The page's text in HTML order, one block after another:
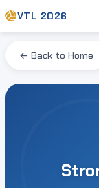
VTL 2026
← Back to Home